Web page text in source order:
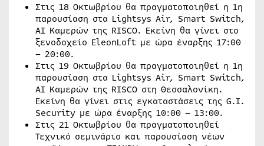
Στις 18 Οκτωβρίου θα πραγματοποιηθεί η 1η
παρουσίαση στα Lightsys Air, Smart Switch,
AI Καμερών της RISCO. Εκείνη θα γίνει στο
ξενοδοχείο EleonLoft με ώρα έναρξης 17:00
– 20:00.
Στις 19 Οκτωβρίου θα πραγματοποιηθεί η 1η
παρουσίαση στα Lightsys Air, Smart Switch,
AI Καμερών της RISCO στη Θεσσαλονίκη.
Εκείνη θα γίνει στις εγκαταστάσεις της G.I.
Security με ώρα έναρξης 10:00 – 13:00.
Στις 21 Οκτωβρίου θα πραγματοποιηθεί
Τεχνικό σεμινάριο και παρουσίαση νέων